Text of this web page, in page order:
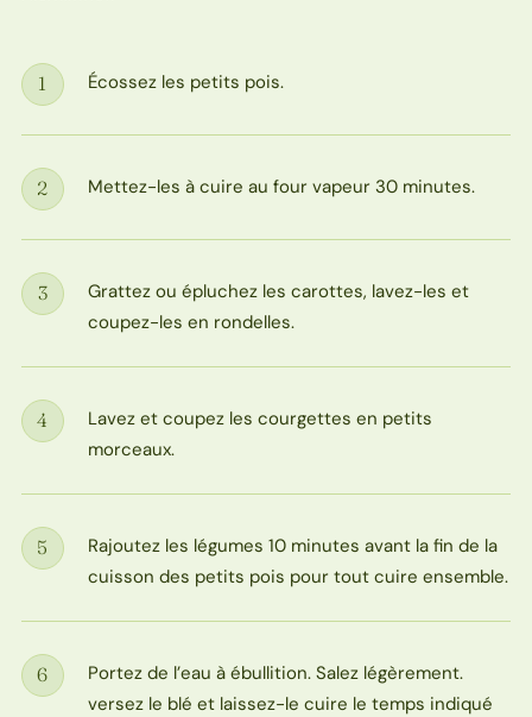
Étape
1 Écossez les petits pois.
Étape
2 Mettez-les à cuire au four vapeur 30 minutes.
Étape
3
Grattez ou épluchez les carottes, lavez-les et
coupez-les en rondelles.
Étape
4
Lavez et coupez les courgettes en petits
morceaux.
Étape
5
Rajoutez les légumes 10 minutes avant la fin de la
cuisson des petits pois pour tout cuire ensemble.
Étape
6
Portez de l’eau à ébullition. Salez légèrement.
versez le blé et laissez-le cuire le temps indiqué